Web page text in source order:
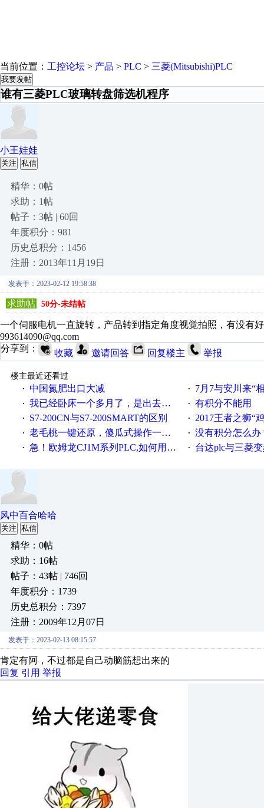
当前位置： 工控论坛 > 产品 > PLC > 三菱(Mitsubishi)PLC
我要发帖
谁有三菱PLC玻璃转盘筛选机程序
小王娃娃
关注 私信
精华：0帖
求助：1帖
帖子：3帖 | 60回
年度积分：981
历史总积分：1456
注册：2013年11月19日
发表于：2023-02-12 19:58:38
求助帖 50分-未结帖
一个伺服电机一直旋转，产品转到指定角度视觉拍照，有没有
993614090@qq.com
分享到：
收藏 邀请回答 回复楼主 举报
楼主最近还看过
· 中国氮肥出口大减 · 7月7与安川来“
· 我已经卧床一个多月了，是出去安装机械手在高速遭遇车祸所致:大家工作都要特别注意啊 · 有积分不能用
· S7-200CN与S7-200SMART的区别 · 2017王者之狮“鸡”情签到
· 老毛桃一键还原，傻瓜式操作一键轻松备份还原；程序为向导式安装，一键即可实现自动备份或还原系统。 · 没有积分怎么办
· 急！欧姆龙CJ1M系列PLC,如何用时间控制变频器。要求时间在组态王中可以自由输入！拜托各位大神了！ · 台达plc与三菱
风中百合哈哈
关注 私信
精华：0帖
求助：16帖
帖子：43帖 | 746回
年度积分：1739
历史总积分：7397
注册：2009年12月07日
发表于：2023-02-13 08:15:57
肯定有阿，不过都是自己动脑筋想出来的
回复 引用 举报